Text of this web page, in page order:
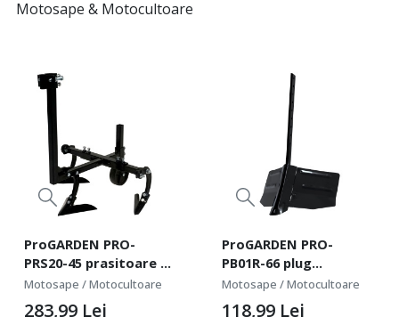
Motosape & Motocultoare
ProGARDEN PRO-
PRS20-45 prasitoare cu
roata limitatoare
adancime pentru
Motosape / Motocultoare
283,99 Lei
ProGARDEN PRO-
PB01R-66 plug
bilonat/rarita reglabila
250-400mm pentru
Motosape / Motocultoare
118,99 Lei